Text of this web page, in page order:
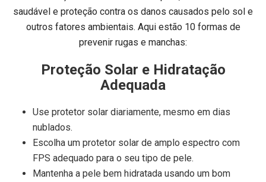
saudável e proteção contra os danos causados pelo sol e
outros fatores ambientais. Aqui estão 10 formas de
prevenir rugas e manchas:
Proteção Solar e Hidratação
Adequada
Use protetor solar diariamente, mesmo em dias
nublados.
Escolha um protetor solar de amplo espectro com
FPS adequado para o seu tipo de pele.
Mantenha a pele bem hidratada usando um bom